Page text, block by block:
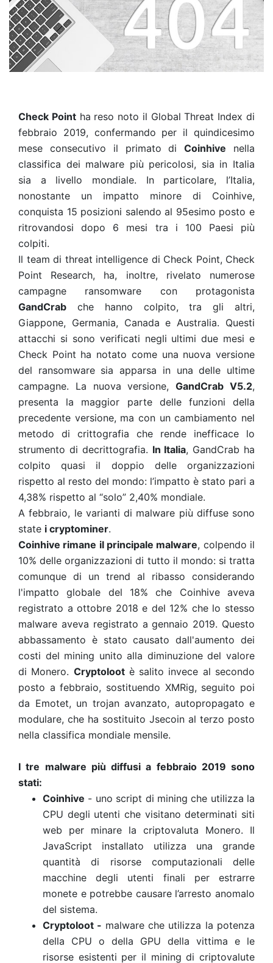
Check Pointha reso noto il Global Threat Index di
febbraio 2019, confermando per il quindicesimo
mese consecutivo il primato diCoinhive nella
classifica dei malware più pericolosi, sia in Italia
sia a livello mondiale. In particolare, l’Italia,
nonostante un impatto minore di Coinhive,
conquista 15 posizioni salendo al 95esimo posto e
ritrovandosi dopo 6 mesi tra i 100 Paesi più
colpiti.
Il team di threat intelligence di Check Point, Check
Point Research, ha, inoltre, rivelato numerose
campagne ransomware con protagonista
GandCrab che hanno colpito, tra gli altri,
Giappone, Germania, Canada e Australia. Questi
attacchi si sono verificati negli ultimi due mesi e
Check Point ha notato come una nuova versione
del ransomware sia apparsa in una delle ultime
campagne. La nuova versione,GandCrab V5.2,
presenta la maggior parte delle funzioni della
precedente versione, ma con un cambiamento nel
metodo di crittografia che rende inefficace lo
strumento di decrittografia. In Italia, GandCrab ha
colpito quasi il doppio delle organizzazioni
rispetto al resto del mondo: l’impatto è stato pari a
4,38% rispetto al “solo” 2,40% mondiale.
A febbraio, le varianti di malware più diffuse sono
state i cryptominer.
Coinhive rimane il principale malware, colpendo il
10% delle organizzazioni di tutto il mondo: si tratta
comunque di un trend al ribasso considerando
l'impatto globale del 18% che Coinhive aveva
registrato a ottobre 2018 e del 12% che lo stesso
malware aveva registrato a gennaio 2019. Questo
abbassamento è stato causato dall'aumento dei
costi del mining unito alla diminuzione del valore
di Monero. Cryptolootè salito invece al secondo
posto a febbraio, sostituendo XMRig, seguito poi
da Emotet, un trojan avanzato, autopropagato e
modulare, che ha sostituito Jsecoin al terzo posto
nella classifica mondiale mensile.
I tre malware più diffusi a febbraio 2019 sono
stati:
Coinhive - uno script di mining che utilizza la
CPU degli utenti che visitano determinati siti
web per minare la criptovaluta Monero. Il
JavaScript installato utilizza una grande
quantità di risorse computazionali delle
macchine degli utenti finali per estrarre
monete e potrebbe causare l’arresto anomalo
del sistema.
Cryptoloot - malware che utilizza la potenza
della CPU o della GPU della vittima e le
risorse esistenti per il mining di criptovalute